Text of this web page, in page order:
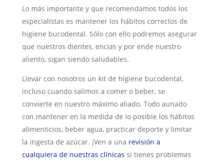
Lo más importante y que recomendamos todos los
especialistas es mantener los hábitos correctos de
higiene bucodental. Sólo con ello podremos asegurar
que nuestros dientes, encías y por ende nuestro
aliento, sigan siendo saludables.
Llevar con nosotros un kit de higiene bucodental,
incluso cuando salimos a comer o beber, se
convierte en nuestro máximo aliado. Todo aunado
con mantener en la medida de lo posible los hábitos
alimenticios, beber agua, practicar deporte y limitar
la ingesta de azúcar. ¡Ven a una revisión a
cualquiera de nuestras clínicas si tienes problemas